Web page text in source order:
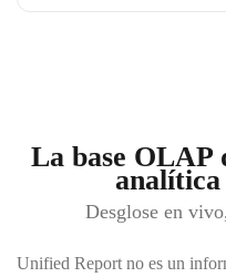
La base OLAP
analítica
Desglose en
Unified Report no es un